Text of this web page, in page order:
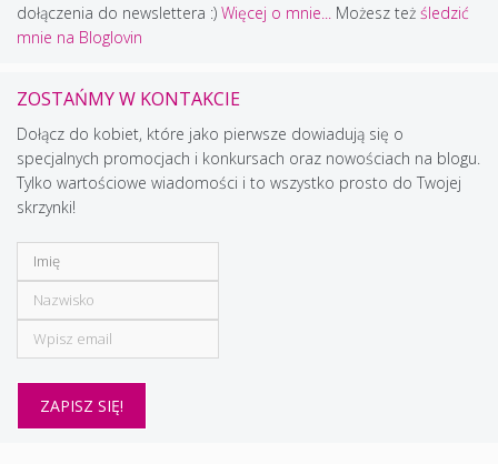
dołączenia do newslettera :) Więcej o mnie... Możesz też śledzić
mnie na Bloglovin
ZOSTAŃMY W KONTAKCIE
Dołącz do kobiet, które jako pierwsze dowiadują się o
specjalnych promocjach i konkursach oraz nowościach na blogu.
Tylko wartościowe wiadomości i to wszystko prosto do Twojej
skrzynki!